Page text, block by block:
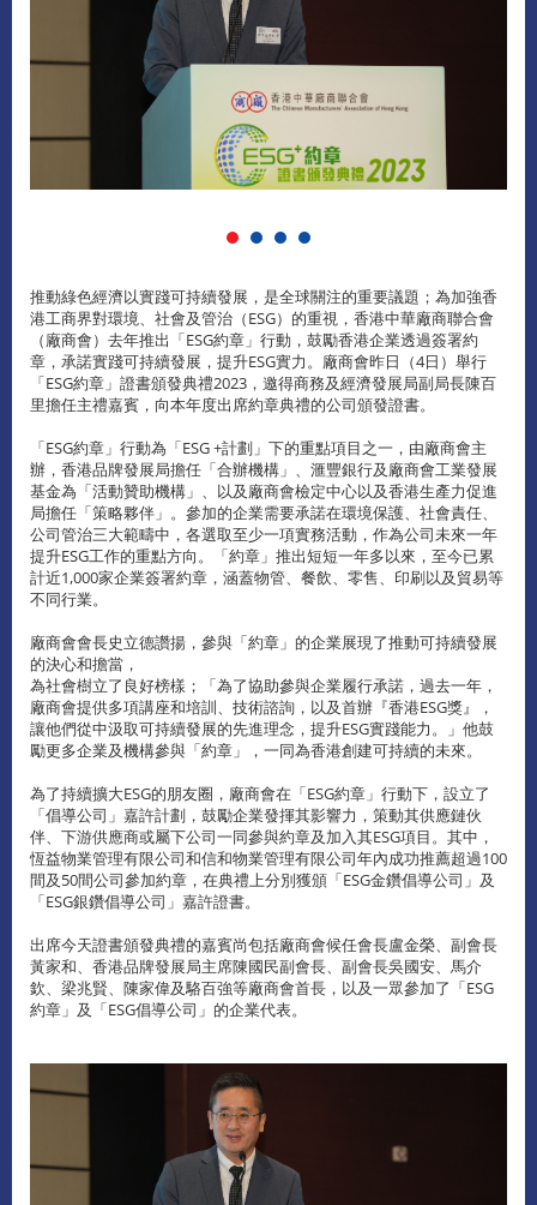
推動綠色經濟以實踐可持續發展，是全球關注的重要議題；為加強香
港工商界對環境、社會及管治（ESG）的重視，香港中華廠商聯合會
（廠商會）去年推出「ESG約章」行動，鼓勵香港企業透過簽署約
章，承諾實踐可持續發展，提升ESG實力。廠商會昨日（4日）舉行
「ESG約章」證書頒發典禮2023，邀得商務及經濟發展局副局長陳百
里擔任主禮嘉賓，向本年度出席約章典禮的公司頒發證書。
「ESG約章」行動為「ESG +計劃」下的重點項目之一，由廠商會主
辦，香港品牌發展局擔任「合辦機構」、滙豐銀行及廠商會工業發展
基金為「活動贊助機構」、以及廠商會檢定中心以及香港生產力促進
局擔任「策略夥伴」。參加的企業需要承諾在環境保護、社會責任、
公司管治三大範疇中，各選取至少一項實務活動，作為公司未來一年
提升ESG工作的重點方向。「約章」推出短短一年多以來，至今已累
計近1,000家企業簽署約章，涵蓋物管、餐飲、零售、印刷以及貿易等
不同行業。
廠商會會長史立德讚揚，參與「約章」的企業展現了推動可持續發展
的決心和擔當，
為社會樹立了良好榜樣；「為了協助參與企業履行承諾，過去一年，
廠商會提供多項講座和培訓、技術諮詢，以及首辦『香港ESG獎』，
讓他們從中汲取可持續發展的先進理念，提升ESG實踐能力。」他鼓
勵更多企業及機構參與「約章」，一同為香港創建可持續的未來。
為了持續擴大ESG的朋友圈，廠商會在「ESG約章」行動下，設立了
「倡導公司」嘉許計劃，鼓勵企業發揮其影響力，策動其供應鏈伙
伴、下游供應商或屬下公司一同參與約章及加入其ESG項目。其中，
恆益物業管理有限公司和信和物業管理有限公司年內成功推薦超過100
間及50間公司參加約章，在典禮上分別獲頒「ESG金鑽倡導公司」及
「ESG銀鑽倡導公司」嘉許證書。
出席今天證書頒發典禮的嘉賓尚包括廠商會候任會長盧金榮、副會長
黃家和、香港品牌發展局主席陳國民副會長、副會長吳國安、馬介
欽、梁兆賢、陳家偉及駱百強等廠商會首長，以及一眾參加了「ESG
約章」及「ESG倡導公司」的企業代表。